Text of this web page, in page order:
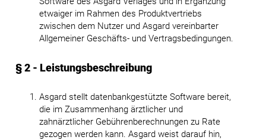
etwaiger im Rahmen des Produktvertriebs
zwischen dem Nutzer und Asgard vereinbarter
Allgemeiner Geschäfts- und Vertragsbedingungen.
§ 2 - Leistungsbeschreibung
Asgard stellt datenbankgestützte Software bereit,
die im Zusammenhang ärztlicher und
zahnärztlicher Gebührenberechnungen zu Rate
gezogen werden kann. Asgard weist darauf hin,